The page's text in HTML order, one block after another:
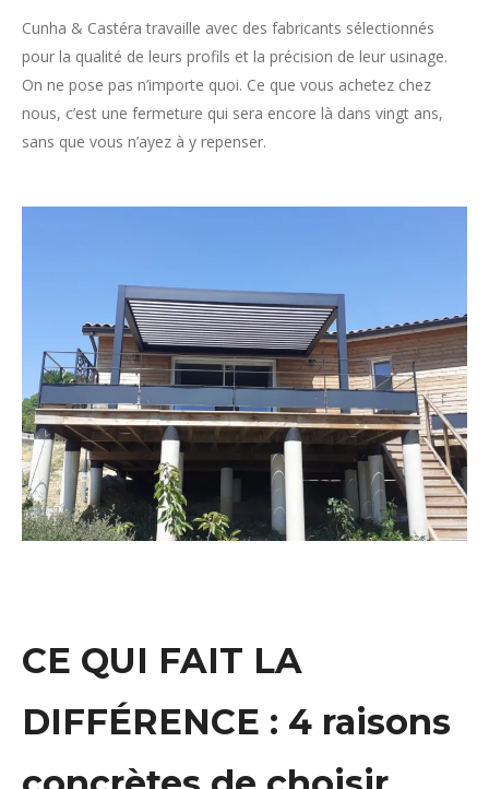
Cunha & Castéra travaille avec des fabricants sélectionnés
pour la qualité de leurs profils et la précision de leur usinage.
On ne pose pas n’importe quoi. Ce que vous achetez chez
nous, c’est une fermeture qui sera encore là dans vingt ans,
sans que vous n’ayez à y repenser.
CE QUI FAIT LA
DIFFÉRENCE : 4 raisons